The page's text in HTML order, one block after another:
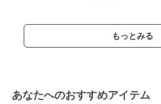
もっとみる
あなたへのおすすめアイテム